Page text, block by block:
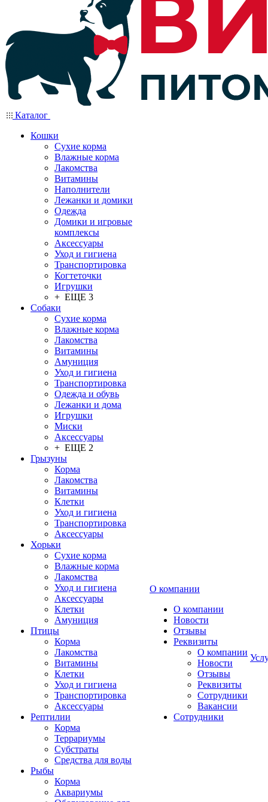
Каталог
Кошки
Сухие корма
Влажные корма
Лакомства
Витамины
Наполнители
Лежанки и домики
Одежда
Домики и игровые
комплексы
Аксессуары
Уход и гигиена
Транспортировка
Когтеточки
Игрушки
+ ЕЩЕ 3
Собаки
Сухие корма
Влажные корма
Лакомства
Витамины
Амуниция
Уход и гигиена
Транспортировка
Одежда и обувь
Лежанки и дома
Игрушки
Миски
Аксессуары
+ ЕЩЕ 2
Грызуны
Корма
Лакомства
Витамины
Клетки
Уход и гигиена
Транспортировка
Аксессуары
Хорьки
Сухие корма
Влажные корма
Лакомства
Уход и гигиена
Аксессуары
Клетки
Амуниция
Птицы
Корма
Лакомства
Витамины
Клетки
Уход и гигиена
Транспортировка
Аксессуары
Рептилии
Корма
Террариумы
Субстраты
Средства для воды
Рыбы
Корма
Аквариумы
О компании
О компании
Новости
Отзывы
Реквизиты
О компании
Новости
Отзывы
Реквизиты
Сотрудники
Вакансии
Сотрудники